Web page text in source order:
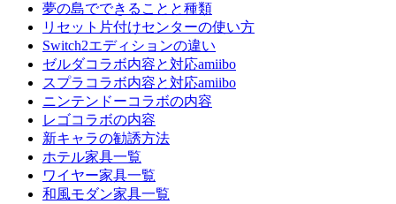
夢の島でできることと種類
リセット片付けセンターの使い方
Switch2エディションの違い
ゼルダコラボ内容と対応amiibo
スプラコラボ内容と対応amiibo
ニンテンドーコラボの内容
レゴコラボの内容
新キャラの勧誘方法
ホテル家具一覧
ワイヤー家具一覧
和風モダン家具一覧